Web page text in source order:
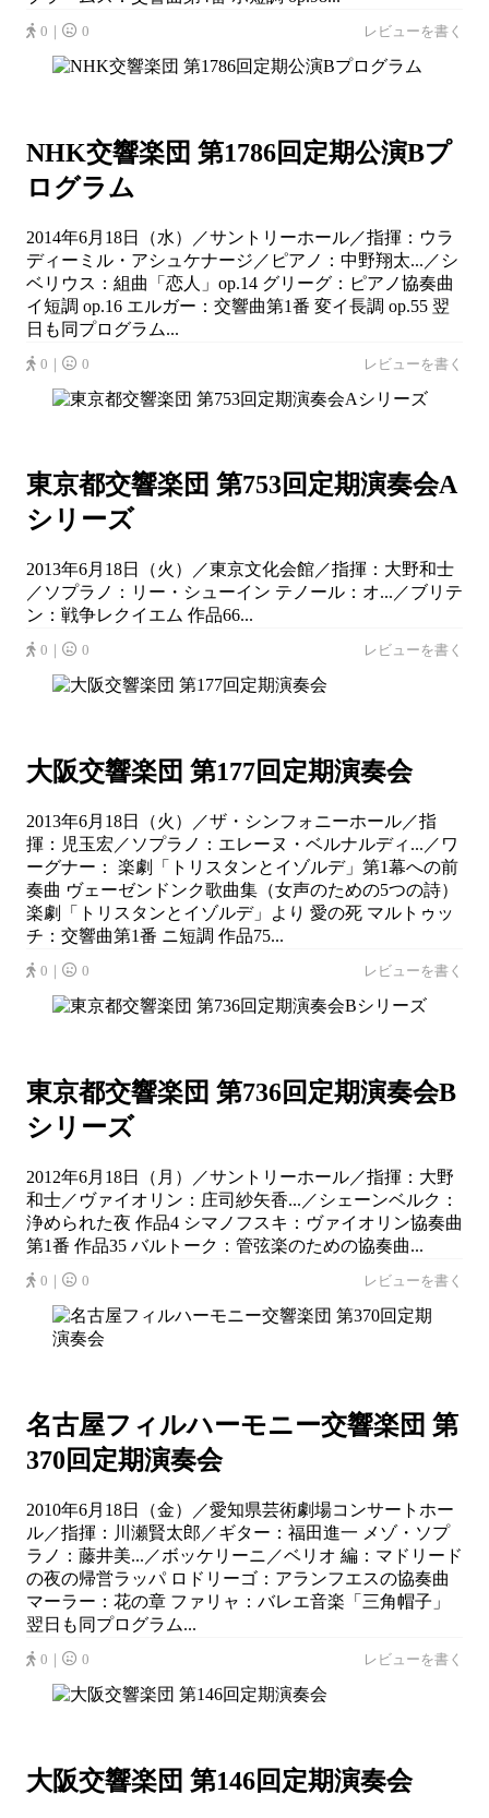
0｜ 0 レビューを書く
NHK交響楽団 第1786回定期公演Bプ
ログラム
2014年6月18日（水）／サントリーホール／指揮：ウラ
ディーミル・アシュケナージ／ピアノ：中野翔太...／シ
ベリウス：組曲「恋人」op.14 グリーグ：ピアノ協奏曲
イ短調 op.16 エルガー：交響曲第1番 変イ長調 op.55 翌
日も同プログラム...
0｜ 0 レビューを書く
東京都交響楽団 第753回定期演奏会A
シリーズ
2013年6月18日（火）／東京文化会館／指揮：大野和士
／ソプラノ：リー・シューイン テノール：オ...／ブリテ
ン：戦争レクイエム 作品66...
0｜ 0 レビューを書く
大阪交響楽団 第177回定期演奏会
2013年6月18日（火）／ザ・シンフォニーホール／指
揮：児玉宏／ソプラノ：エレーヌ・ベルナルディ...／ワ
ーグナー： 楽劇「トリスタンとイゾルデ」第1幕への前
奏曲 ヴェーゼンドンク歌曲集（女声のための5つの詩）
楽劇「トリスタンとイゾルデ」より 愛の死 マルトゥッ
チ：交響曲第1番 ニ短調 作品75...
0｜ 0 レビューを書く
東京都交響楽団 第736回定期演奏会B
シリーズ
2012年6月18日（月）／サントリーホール／指揮：大野
和士／ヴァイオリン：庄司紗矢香...／シェーンベルク：
浄められた夜 作品4 シマノフスキ：ヴァイオリン協奏曲
第1番 作品35 バルトーク：管弦楽のための協奏曲...
0｜ 0 レビューを書く
名古屋フィルハーモニー交響楽団 第
370回定期演奏会
2010年6月18日（金）／愛知県芸術劇場コンサートホー
ル／指揮：川瀬賢太郎／ギター：福田進一 メゾ・ソプ
ラノ：藤井美...／ボッケリーニ／ベリオ 編：マドリード
の夜の帰営ラッパ ロドリーゴ：アランフエスの協奏曲
マーラー：花の章 ファリャ：バレエ音楽「三角帽子」
翌日も同プログラム...
0｜ 0 レビューを書く
大阪交響楽団 第146回定期演奏会